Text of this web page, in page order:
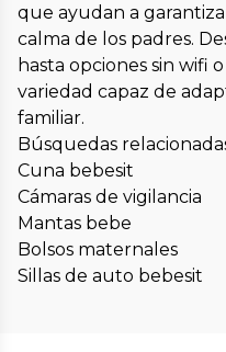
que ayudan a
calma de los padres.
hasta opciones sin wifi
variedad capaz de
familiar.
Búsquedas
Cuna bebesit
Cámaras de vigilancia
Mantas bebe
Bolsos maternales
Sillas de auto bebesit